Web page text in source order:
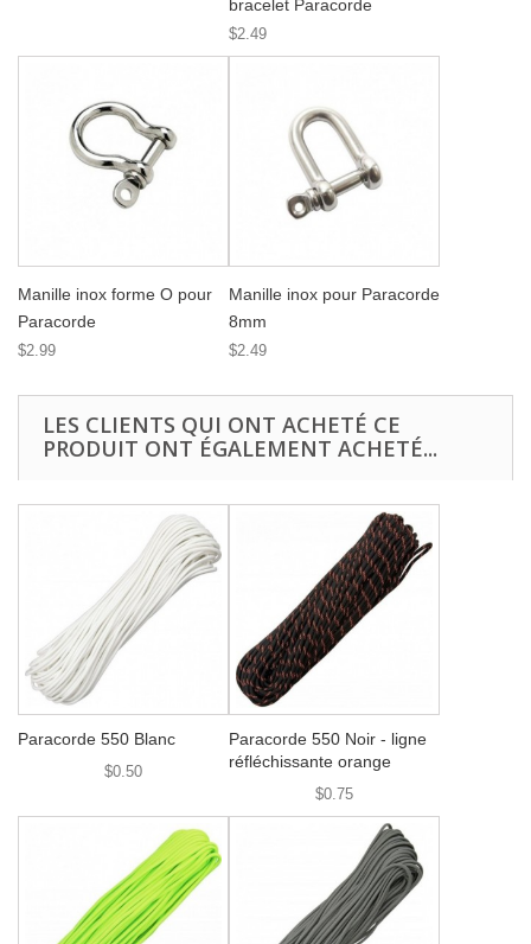
bracelet Paracorde
$2.49
Manille inox forme O pour
Paracorde
$2.99
Manille inox pour Paracorde
8mm
$2.49
LES CLIENTS QUI ONT ACHETÉ CE
PRODUIT ONT ÉGALEMENT ACHETÉ...
Paracorde 550 Blanc
$0.50
Paracorde 550 Noir - ligne
réfléchissante orange
$0.75